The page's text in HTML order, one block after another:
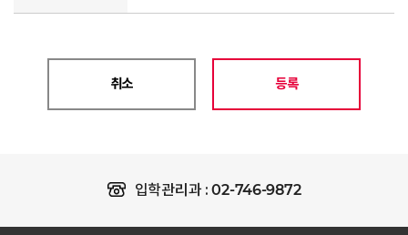
취소 등록
입학관리과 :02-746-9872